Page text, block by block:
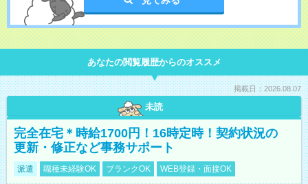
あなたの閲覧履歴からのオススメ
掲載日：2026.08.07
未読
完全在宅＊時給1700円！16時定時！契約状況の
更新・修正など事務サポート
派遣 職種未経験OK ブランクOK WEB登録・面接OK